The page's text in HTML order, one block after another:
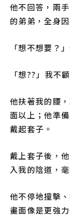
他不回答，兩
的弟弟，全身
「想不想要？
「想??」我不
他扶著我的腰
面以上；他準
戴起套子。
戴上套子後，
入我的陰道，
他不停地撞擊
畫面像是更強